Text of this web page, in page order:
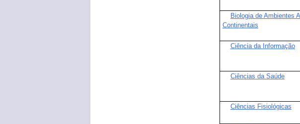
Biologia de Ambientes
Continentais
Ciência da Informação
Ciências da Saúde
Ciências Fisiológicas